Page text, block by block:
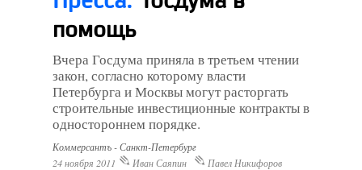
помощь
Вчера Госдума приняла в третьем чтении
закон, согласно которому власти
Петербурга и Москвы могут расторгать
строительные инвестиционные контракты в
одностороннем порядке.
Коммерсантъ - Санкт-Петербург
24 ноября 2011
Иван Саяпин Павел Никифоров